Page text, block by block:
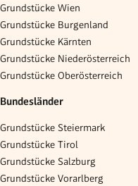
Grundstücke Wien
Grundstücke Burgenland
Grundstücke Kärnten
Grundstücke Niederösterreich
Grundstücke Oberösterreich
Bundesländer
Grundstücke Steiermark
Grundstücke Tirol
Grundstücke Salzburg
Grundstücke Vorarlberg